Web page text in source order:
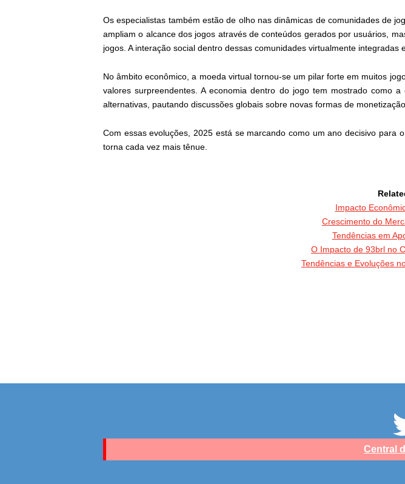
Os especialistas também estão de olho nas dinâmicas de comunidades de
ampliam o alcance dos jogos através de conteúdos gerados por usuários,
jogos. A interação social dentro dessas comunidades virtualmente
No âmbito econômico, a moeda virtual tornou-se um pilar forte em muitos
valores surpreendentes. A economia dentro do jogo tem mostrado como
alternativas, pautando discussões globais sobre novas formas de monetização.
Com essas evoluções, 2025 está se marcando como um ano decisivo
torna cada vez mais tênue.
Impacto
Crescimento do
Tendências em
O Impacto de 93brl no
Tendências e Evoluções
Central